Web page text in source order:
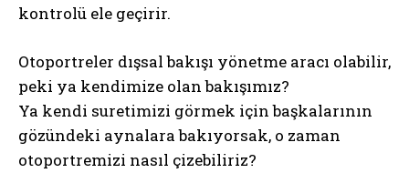
kontrolü ele geçirir.
Otoportreler dışsal bakışı yönetme aracı olabilir,
peki ya kendimize olan bakışımız?
Ya kendi suretimizi görmek için başkalarının
gözündeki aynalara bakıyorsak, o zaman
otoportremizi nasıl çizebiliriz?